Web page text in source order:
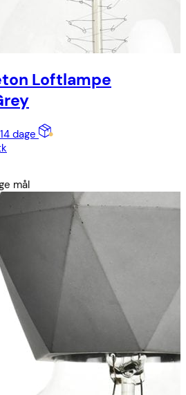
Loftlampe
dage
mål